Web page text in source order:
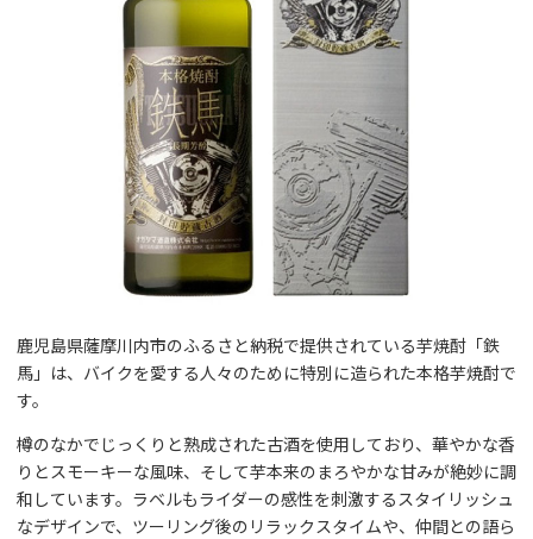
鹿児島県薩摩川内市のふるさと納税で提供されている芋焼酎「鉄
馬」は、バイクを愛する人々のために特別に造られた本格芋焼酎で
す。
樽のなかでじっくりと熟成された古酒を使用しており、華やかな香
りとスモーキーな風味、そして芋本来のまろやかな甘みが絶妙に調
和しています。ラベルもライダーの感性を刺激するスタイリッシュ
なデザインで、ツーリング後のリラックスタイムや、仲間との語ら